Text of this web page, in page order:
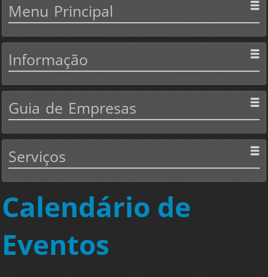
Menu Principal
Informação
Guia de Empresas
Serviços
Calendário de
Eventos